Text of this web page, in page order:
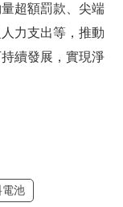
超額罰款、尖端
力支出等，推動
續發展，實現淨
池